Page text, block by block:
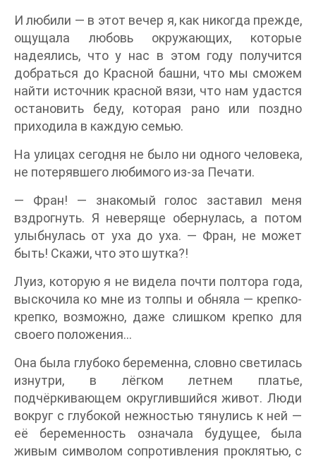
И любили — в этот вечер я, как никогда прежде,
ощущала любовь окружающих, которые
надеялись, что у нас в этом году получится
добраться до Красной башни, что мы сможем
найти источник красной вязи, что нам удастся
остановить беду, которая рано или поздно
приходила в каждую семью.
На улицах сегодня не было ни одного человека,
не потерявшего любимого из-за Печати.
— Фран! — знакомый голос заставил меня
вздрогнуть. Я неверяще обернулась, а потом
улыбнулась от уха до уха. — Фран, не может
быть! Скажи, что это шутка?!
Луиз, которую я не видела почти полтора года,
выскочила ко мне из толпы и обняла — крепко-
крепко, возможно, даже слишком крепко для
своего положения…
Она была глубоко беременна, словно светилась
изнутри, в лёгком летнем платье,
подчёркивающем округлившийся живот. Люди
вокруг с глубокой нежностью тянулись к ней —
её беременность означала будущее, была
живым символом сопротивления проклятью, с